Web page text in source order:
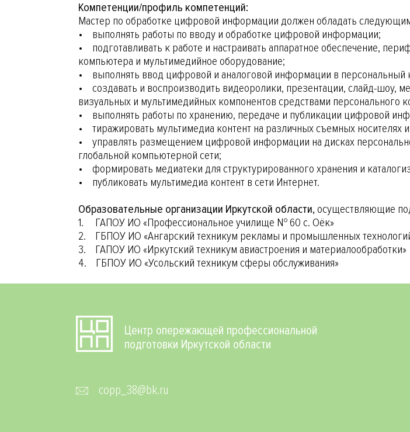
Компетенции/профиль компетенций:
Мастер по обработке цифровой информации должен обладать
• выполнять работы по вводу и обработке цифровой информации;
• подготавливать к работе и настраивать аппаратное обеспечение,
компьютера и мультимедийное оборудование;
• выполнять ввод цифровой и аналоговой информации в персональный
• создавать и воспроизводить видеоролики, презентации, слайд-шоу,
визуальных и мультимедийных компонентов средствами персонального
• выполнять работы по хранению, передаче и публикации цифровой
• тиражировать мультимедиа контент на различных съемных носителях
• управлять размещением цифровой информации на дисках
глобальной компьютерной сети;
• формировать медиатеки для структурированного хранения и
• публиковать мультимедиа контент в сети Интернет.
Образовательные организации Иркутской области, осуществляющие
1. ГАПОУ ИО «Профессиональное училище № 60 с. Оёк»
2. ГБПОУ ИО «Ангарский техникум рекламы и промышленных
3. ГАПОУ ИО «Иркутский техникум авиастроения и материалообработки»
4. ГБПОУ ИО «Усольский техникум сферы обслуживания»
copp_38@bk.ru
Центр опережающей профессиональной
подготовки Иркутской области